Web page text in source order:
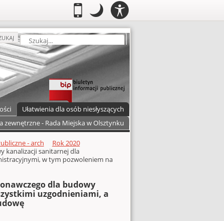
Mobilny
.Przełącz do wersji mobilnej
Tryb
nocny
Tryb nocny: Ten tryb ustawia
Ułatwienia dla osób niesłyszących
zewnętrzne - Rada Miejska w Olsztynku
- arch
Rok 2020
kanalizacji sanitarnej dla
w tym pozwoleniem na
dla budowy
uzgodnieniami, a